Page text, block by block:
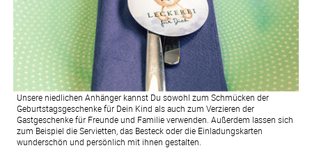
Unsere niedlichen Anhänger kannst Du sowohl zum Schmücken der
Geburtstagsgeschenke für Dein Kind als auch zum Verzieren der
Gastgeschenke für Freunde und Familie verwenden. Außerdem lassen sich
zum Beispiel die Servietten, das Besteck oder die Einladungskarten
wunderschön und persönlich mit ihnen gestalten.